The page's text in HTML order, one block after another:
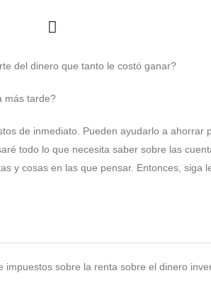
del dinero que tanto le costó ganar?
más tarde?
de inmediato. Pueden ayudarlo a ahorrar
todo lo que necesita saber sobre las
y cosas en las que pensar. Entonces, siga
sobre la renta sobre el dinero